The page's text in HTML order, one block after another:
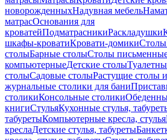
новорожденныхНадувная мебель
матрасОснования для
кроватейПодматрасникиРаскладушки
шкафы-кроватиКровати-домикиСтолы
столыБарные столыСтолы
компьютерныеДетские столы
столыСадовые столыРастущие столы
журнальные столики для бани
столикиКонсольные столики
книгиСтульяКухонные стулья,
табуретыКомпьютерные кресла, стулья
креслаДетские стулья, табуреты